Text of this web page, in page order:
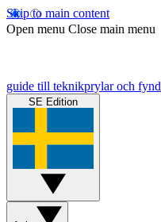
Skip to main content
Open menu Close main menu
guide till teknikprylar och fynd
SE Edition